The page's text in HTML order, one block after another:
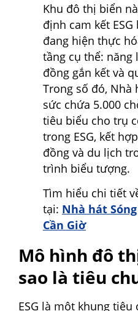
Khu đô thị biển
định cam kết
đang hiện thực
tầng cụ thể: năng
đồng gắn kết và
Trong số đó, Nhà
sức chứa 5.000
tiêu biểu cho trụ
trong ESG, kết
đồng và du lịch
trình biểu tượng.
Tìm hiểu chi tiết
tại: Nhà hát
Cần Giờ
Mô hình đô
sao là tiêu
ESG là một khung